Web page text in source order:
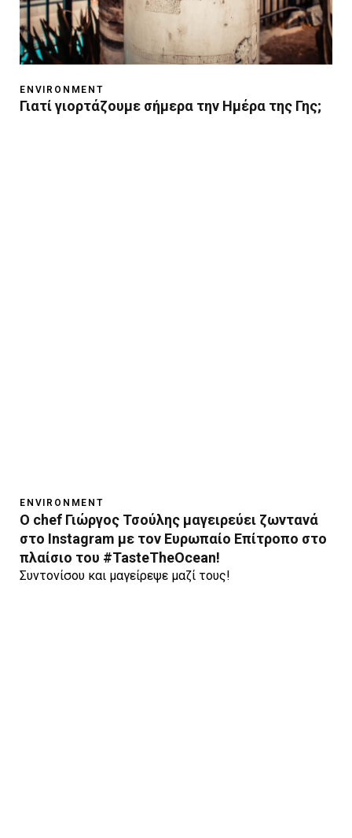
ENVIRONMENT
Γιατί γιορτάζουμε σήμερα την Ημέρα της Γης;
ENVIRONMENT
Ο chef Γιώργος Τσούλης μαγειρεύει ζωντανά
στο Instagram με τον Ευρωπαίο Επίτροπο στο
πλαίσιο του #TasteTheOcean!
Συντονίσου και μαγείρεψε μαζί τους!